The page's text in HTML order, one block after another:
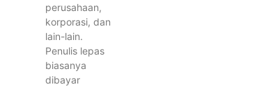
perusahaan,
korporasi, dan
lain-lain.
Penulis lepas
biasanya
dibayar